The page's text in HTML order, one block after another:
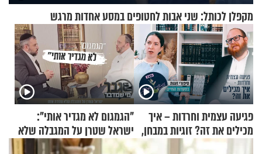
מקפלן לכותל: שני אבות לחטופים במסע אחדות מרגש
פגיעה עצמית וחרדות – איך
מכילים את זה? זוגיות במבחן,
הפעם עם יהודית ואלתר כהן
"הגמגום לא מגדיר אותי":
ישראל שטרן על המגבלה שלא
עוצרת אותו